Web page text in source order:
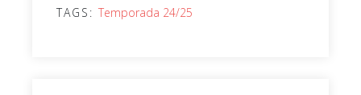
TAGS: Temporada 24/25